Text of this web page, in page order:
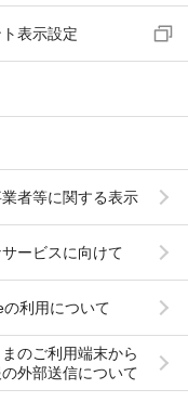
表示設定
者等に関する表示
ービスに向けて
の利用について
のご利用端末から
外部送信について